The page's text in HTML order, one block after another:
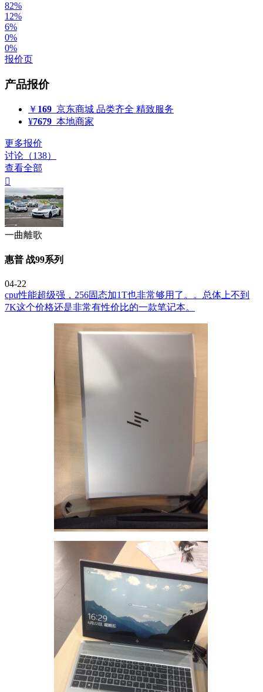
82%
12%
6%
0%
0%
报价页
产品报价
￥ 169 京东商城 品类齐全 精致服务
¥7679 本地商家
更多报价
讨论（138）
查看全部

一曲離歌
惠普 战99系列
04-22
cpu性能超级强，256固态加1T也非常够用了。。总体上不到
7K这个价格还是非常有性价比的一款笔记本。